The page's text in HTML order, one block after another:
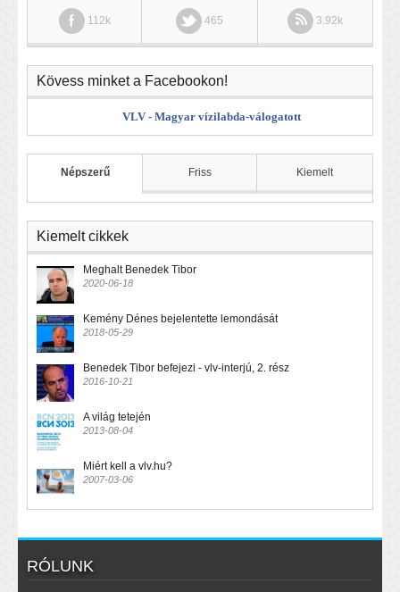
112k 465 3.92k
Kövess minket a Facebookon!
VLV - Magyar vízilabda-válogatott
Népszerű Friss Kiemelt
Kiemelt cikkek
Meghalt Benedek Tibor
2020-06-18
Kemény Dénes bejelentette lemondását
2018-05-29
Benedek Tibor befejezi - vlv-interjú, 2. rész
2016-10-21
A világ tetején
2013-08-04
Miért kell a vlv.hu?
2007-03-06
RÓLUNK